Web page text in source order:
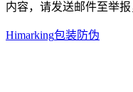
内容，请发送邮件至举
Himarking包装防伪